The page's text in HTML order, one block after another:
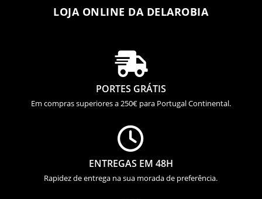
LOJA ONLINE DA DELAROBIA

PORTES GRÁTIS
Em compras superiores a 250€ para Portugal Continental.

ENTREGAS EM 48H
Rapidez de entrega na sua morada de preferência.